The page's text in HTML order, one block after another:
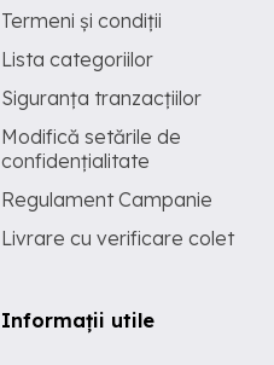
Termeni și condiții
Lista categoriilor
Siguranța tranzacțiilor
Modifică setările de
confidențialitate
Regulament Campanie
Livrare cu verificare colet
Informații utile